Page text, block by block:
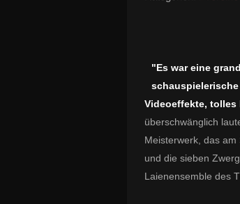
"Es war eine
Videoeffekte,
überschwänglich
Meisterwerk, das
und die sieben
Laienensemble des